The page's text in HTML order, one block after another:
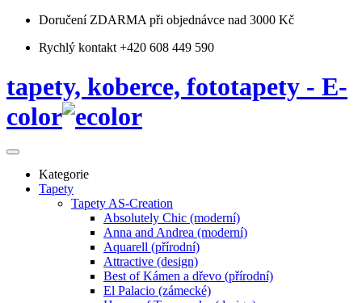
Doručení ZDARMA při objednávce nad 3000 Kč
Rychlý kontakt +420 608 449 590
tapety, koberce, fototapety - E-
color
Kategorie
Tapety
Tapety AS-Creation
Absolutely Chic (moderní)
Anna and Andrea (moderní)
Aquarell (přírodní)
Attractive (design)
Best of Kámen a dřevo (přírodní)
El Palacio (zámecké)